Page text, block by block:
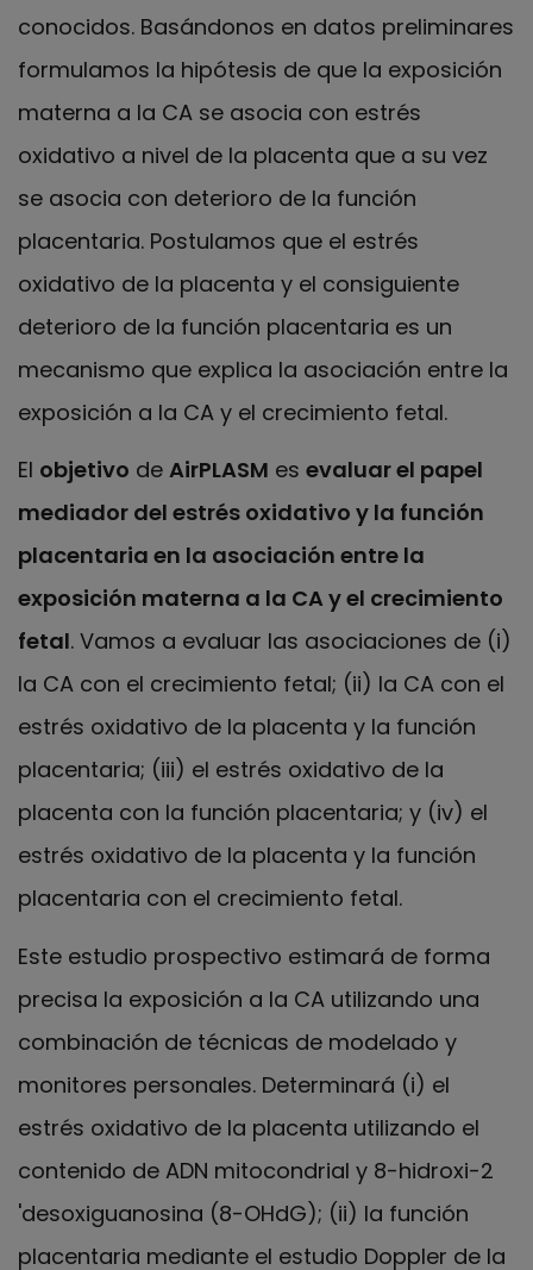
conocidos. Basándonos en datos preliminares
formulamos la hipótesis de que la exposición
materna a la CA se asocia con estrés
oxidativo a nivel de la placenta que a su vez
se asocia con deterioro de la función
placentaria. Postulamos que el estrés
oxidativo de la placenta y el consiguiente
deterioro de la función placentaria es un
mecanismo que explica la asociación entre la
exposición a la CA y el crecimiento fetal.
El objetivo de AirPLASM es evaluar el papel
mediador del estrés oxidativo y la función
placentaria en la asociación entre la
exposición materna a la CA y el crecimiento
fetal. Vamos a evaluar las asociaciones de (i)
la CA con el crecimiento fetal; (ii) la CA con el
estrés oxidativo de la placenta y la función
placentaria; (iii) el estrés oxidativo de la
placenta con la función placentaria; y (iv) el
estrés oxidativo de la placenta y la función
placentaria con el crecimiento fetal.
Este estudio prospectivo estimará de forma
precisa la exposición a la CA utilizando una
combinación de técnicas de modelado y
monitores personales. Determinará (i) el
estrés oxidativo de la placenta utilizando el
contenido de ADN mitocondrial y 8-hidroxi-2
'desoxiguanosina (8-OHdG); (ii) la función
placentaria mediante el estudio Doppler de la